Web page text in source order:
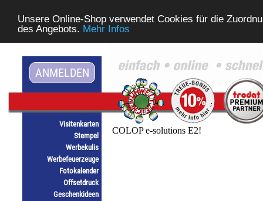
Unsere Online-Shop verwendet Cookies für die
des Angebots. Mehr Infos
ANMELDEN
Visitenkarten
Stempel
Werbekulis
Werbefeuerzeuge
Fotokalender
Offsetdruck
Geschenkideen